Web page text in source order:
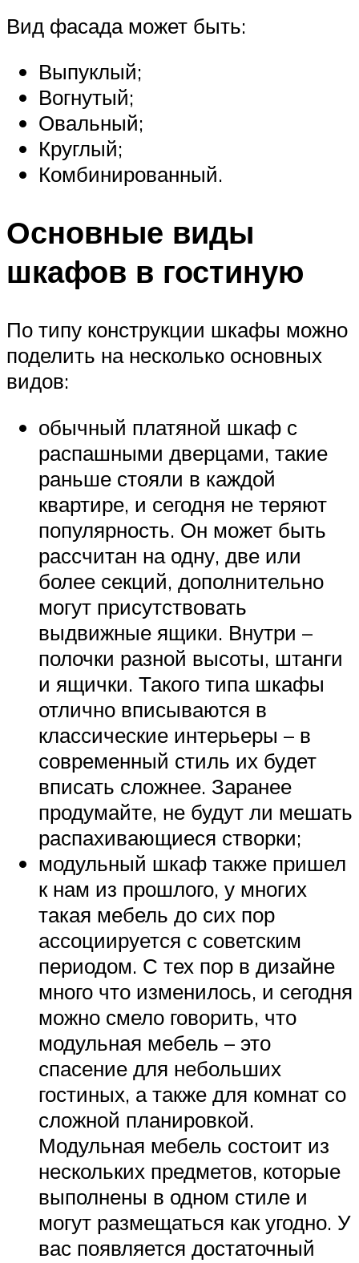
Вид фасада может быть:
Выпуклый;
Вогнутый;
Овальный;
Круглый;
Комбинированный.
Основные виды
шкафов в гостиную
По типу конструкции шкафы можно
поделить на несколько основных
видов:
обычный платяной шкаф с
распашными дверцами, такие
раньше стояли в каждой
квартире, и сегодня не теряют
популярность. Он может быть
рассчитан на одну, две или
более секций, дополнительно
могут присутствовать
выдвижные ящики. Внутри –
полочки разной высоты, штанги
и ящички. Такого типа шкафы
отлично вписываются в
классические интерьеры – в
современный стиль их будет
вписать сложнее. Заранее
продумайте, не будут ли мешать
распахивающиеся створки;
модульный шкаф также пришел
к нам из прошлого, у многих
такая мебель до сих пор
ассоциируется с советским
периодом. С тех пор в дизайне
много что изменилось, и сегодня
можно смело говорить, что
модульная мебель – это
спасение для небольших
гостиных, а также для комнат со
сложной планировкой.
Модульная мебель состоит из
нескольких предметов, которые
выполнены в одном стиле и
могут размещаться как угодно. У
вас появляется достаточный